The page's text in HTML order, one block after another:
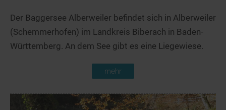
Der Baggersee Alberweiler befindet sich in Alberweiler
(Schemmerhofen) im Landkreis Biberach in Baden-
Württemberg. An dem See gibt es eine Liegewiese.
mehr